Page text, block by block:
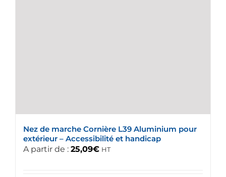
produit
Nez de marche Cornière L39 Aluminium pour
extérieur – Accessibilité et handicap
A partir de : 25,09€ HT